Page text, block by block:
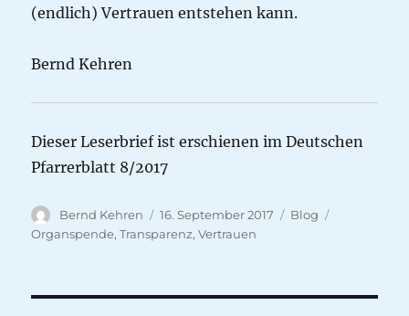
(endlich) Vertrauen entstehen kann.
Bernd Kehren
Dieser Leserbrief ist erschienen im Deutschen
Pfarrerblatt 8/2017
Autor
Bernd Kehren
Veröffentlicht
am
16. September 2017 Kategorien
Blog
Organspende,Transparenz,Vertrauen